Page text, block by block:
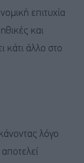
επιτυχία
και
κάτι άλλο στο
λόγο